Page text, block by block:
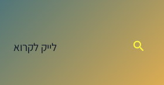
חיפוש לייק לקרוא